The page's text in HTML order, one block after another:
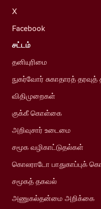
X
Facebook
சட்டம்
தனியுரிமை
நுகர்வோர் சுகாதாரத்
விதிமுறைகள்
குக்கீ கொள்கை
அறிவுசார் உடைமை
சமூக வழிகாட்டுதல்கள்
கொலராடோ பாதுகாப்புக்
சமூகத் தகவல்
அணுகல்தன்மை அறிக்கை